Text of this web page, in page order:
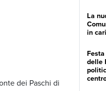
dei Paschi di
La
in
delle